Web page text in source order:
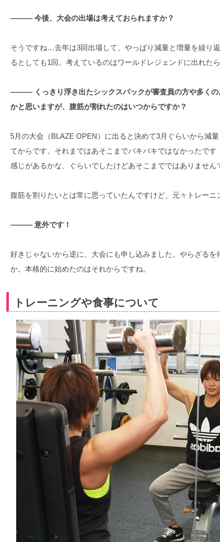
――― 今後、大会の出場は考えておられますか？
そうですね…去年は3回出場して、やっぱり減量と増量を繰り
るとしても1回、考えているのはワールドレジェンドに出れた
――― くっきり浮き出たシックスパックが審査員の方や多くの
かと思いますが、腹筋が割れたのはいつからですか？
5月の大会（BLAZE OPEN）に出ると決めて3月ぐらいから減
てからです。それまではあそこまでバキバキではなかったで
感じがあるかな、ぐらいでしたけどあそこまでではありません
腹筋を割りたいとは常に思っていたんですけど、元々トレー
――― 意外です！
好きじゃないから逆に、大会にも申し込みました。やらざる
か。本格的に始めたのはそれからですね。
トレーニングや食事について